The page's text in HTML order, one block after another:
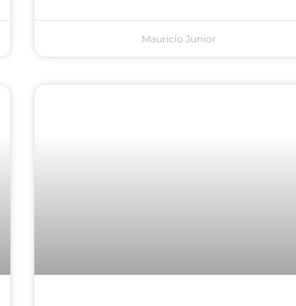
Mauricio Junior